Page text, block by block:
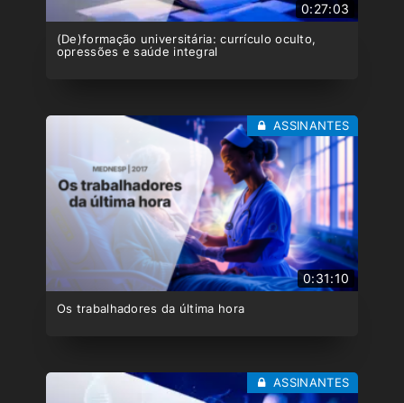
0:27:03
(De)formação universitária: currículo oculto,
opressões e saúde integral
0:31:10
Os trabalhadores da última hora
ASSINANTES
ASSINANTES